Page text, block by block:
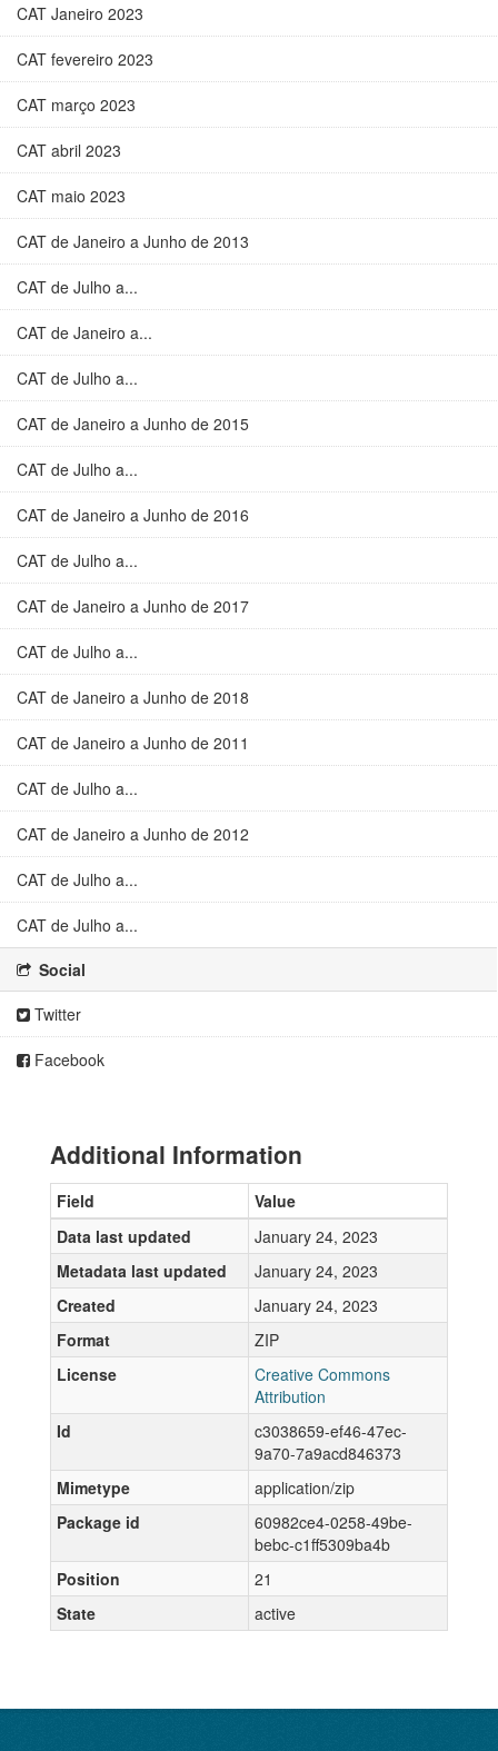
CAT Janeiro 2023
CAT fevereiro 2023
CAT março 2023
CAT abril 2023
CAT maio 2023
CAT de Janeiro a Junho de 2013
CAT de Julho a...
CAT de Janeiro a...
CAT de Julho a...
CAT de Janeiro a Junho de 2015
CAT de Julho a...
CAT de Janeiro a Junho de 2016
CAT de Julho a...
CAT de Janeiro a Junho de 2017
CAT de Julho a...
CAT de Janeiro a Junho de 2018
CAT de Janeiro a Junho de 2011
CAT de Julho a...
CAT de Janeiro a Junho de 2012
CAT de Julho a...
CAT de Julho a...
Social
Twitter
Facebook
Additional Information
Field
Value
Data last updated
January 24, 2023
Metadata last updated
January 24, 2023
Created
January 24, 2023
Format
ZIP
License
Creative Commons
Attribution
Id
c3038659-ef46-47ec-
9a70-7a9acd846373
Mimetype
application/zip
Package id
60982ce4-0258-49be-
bebc-c1ff5309ba4b
Position
21
State
active